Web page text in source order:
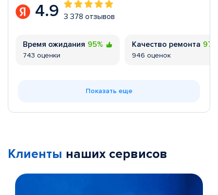
4.9 3 378 отзывов
Время ожидания 95%
743 оценки
Качество ремонта
946 оценок
Показать еще
Клиенты наших сервисов